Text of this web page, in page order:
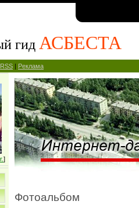
гид АСБЕСТА
RSS | Реклама
]
Фотоальбом